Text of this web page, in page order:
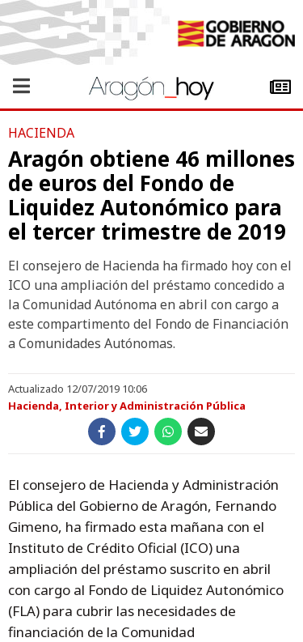
HACIENDA
Aragón obtiene 46 millones
de euros del Fondo de
Liquidez Autonómico para
el tercer trimestre de 2019
El consejero de Hacienda ha firmado hoy con el
ICO una ampliación del préstamo concedido a
la Comunidad Autónoma en abril con cargo a
este compartimento del Fondo de Financiación
a Comunidades Autónomas.
Actualizado 12/07/2019 10:06
Hacienda, Interior y Administración Pública
El consejero de Hacienda y Administración
Pública del Gobierno de Aragón, Fernando
Gimeno, ha firmado esta mañana con el
Instituto de Crédito Oficial (ICO) una
ampliación del préstamo suscrito en abril
con cargo al Fondo de Liquidez Autonómico
(FLA) para cubrir las necesidades de
financiación de la Comunidad